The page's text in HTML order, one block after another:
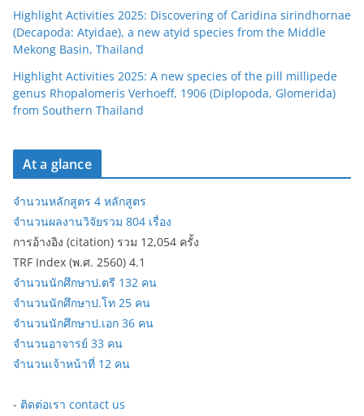
Highlight Activities 2025: Discovering of Caridina sirindhornae
(Decapoda: Atyidae), a new atyid species from the Middle
Mekong Basin, Thailand
Highlight Activities 2025: A new species of the pill millipede
genus Rhopalomeris Verhoeff, 1906 (Diplopoda, Glomerida)
from Southern Thailand
At a glance
จำนวนหลักสูตร 4 หลักสูตร
จำนวนผลงานวิจัยรวม 804 เรื่อง
การอ้างอิง (citation) รวม 12,054 ครั้ง
TRF Index (พ.ศ. 2560) 4.1
จำนวนนักศึกษาป.ตรี 132 คน
จำนวนนักศึกษาป.โท 25 คน
จำนวนนักศึกษาป.เอก 36 คน
จำนวนอาจารย์ 33 คน
จำนวนเจ้าหน้าที่ 12 คน
- ติดต่อเรา contact us